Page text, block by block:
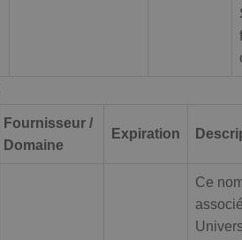
Fournisseur /
Domaine
Expiration
Ce